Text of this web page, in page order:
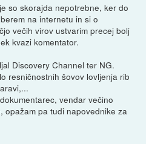
so skorajda nepotrebne, ker do
na internetu in si o
večih virov ustvarim precej bolj
kvazi komentator.
Discovery Channel ter NG.
resničnostnih šovov lovljenja rib
vendar večino
opažam pa tudi napovednike za